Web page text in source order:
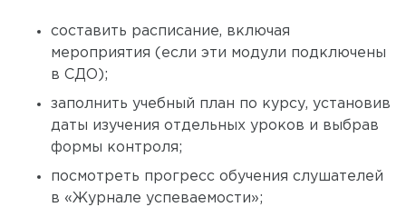
составить расписание, включая
мероприятия (если эти модули подключены
в СДО);
заполнить учебный план по курсу, установив
даты изучения отдельных уроков и выбрав
формы контроля;
посмотреть прогресс обучения слушателей
в «Журнале успеваемости»;